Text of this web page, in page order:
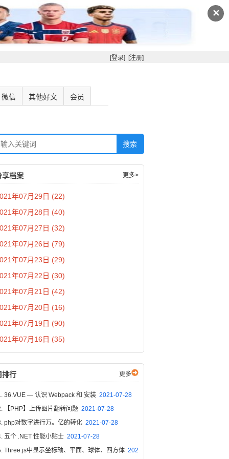
✕
[登录] [注册]
微信 其他好文 会员
享档案 更多>
年07月29日 (22)
年07月28日 (40)
年07月27日 (32)
年07月26日 (79)
年07月23日 (29)
年07月22日 (30)
年07月21日 (42)
年07月20日 (16)
年07月19日 (90)
年07月16日 (35)
排行 更多
36.VUE — 认识 Webpack 和 安装 2021-07-28
【PHP】上传图片翻转问题 2021-07-28
php对数字进行万。亿的转化 2021-07-28
五个 .NET 性能小贴士 2021-07-28
Three.js中显示坐标轴、平面、球体、四方体 202